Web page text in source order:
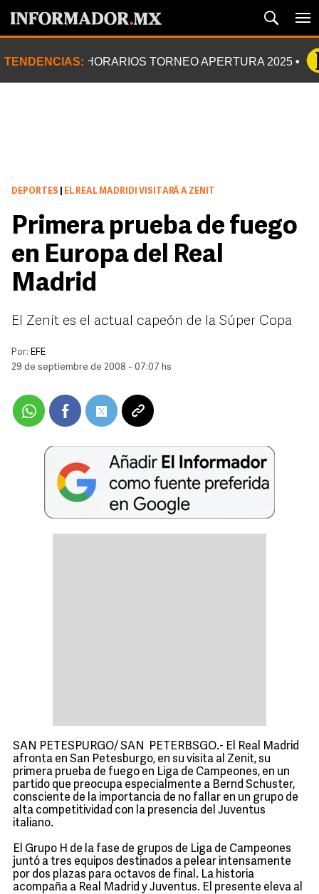
TENDENCIAS: HORARIOS TORNEO APERTURA 2025
DEPORTES EL REAL MADRIDI VISITARÁ A ZENIT
Primera prueba de fuego
en Europa del Real
Madrid
El Zenit es el actual capeón de la Súper Copa
Por: EFE
29 de septiembre de 2008 - 07:07 hs
SAN PETESPURGO/ SAN PETERBSGO.- El Real Madrid
afronta en San Petesburgo, en su visita al Zenit, su
primera prueba de fuego en Liga de Campeones, en un
partido que preocupa especialmente a Bernd Schuster,
consciente de la importancia de no fallar en un grupo de
alta competitividad con la presencia del Juventus
italiano.
El Grupo H de la fase de grupos de Liga de Campeones
juntó a tres equipos destinados a pelear intensamente
por dos plazas para octavos de final. La historia
acompaña a Real Madrid y Juventus. El presente eleva al